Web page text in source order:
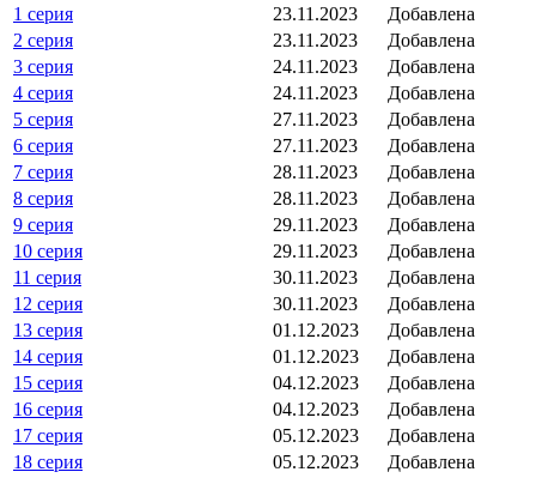
1 серия
23.11.2023
Добавлена
2 серия
23.11.2023
Добавлена
3 серия
24.11.2023
Добавлена
4 серия
24.11.2023
Добавлена
5 серия
27.11.2023
Добавлена
6 серия
27.11.2023
Добавлена
7 серия
28.11.2023
Добавлена
8 серия
28.11.2023
Добавлена
9 серия
29.11.2023
Добавлена
10 серия
29.11.2023
Добавлена
11 серия
30.11.2023
Добавлена
12 серия
30.11.2023
Добавлена
13 серия
01.12.2023
Добавлена
14 серия
01.12.2023
Добавлена
15 серия
04.12.2023
Добавлена
16 серия
04.12.2023
Добавлена
17 серия
05.12.2023
Добавлена
18 серия
05.12.2023
Добавлена